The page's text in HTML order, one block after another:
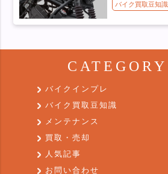
バイク買取豆知識
CATEGORY
バイクインプレ
バイク買取豆知識
メンテナンス
買取・売却
人気記事
お問い合わせ